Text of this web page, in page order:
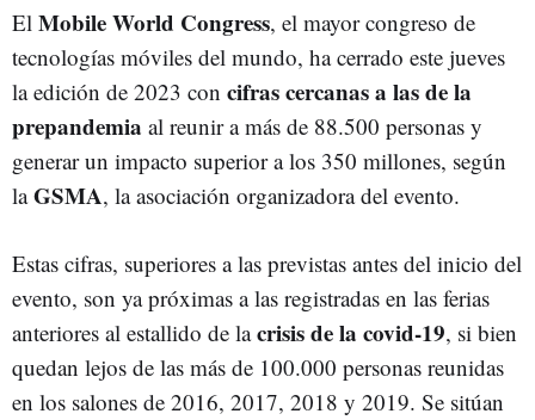
El Mobile World Congress, el mayor congreso de
tecnologías móviles del mundo, ha cerrado este jueves
la edición de 2023 con cifras cercanas a las de la
prepandemia al reunir a más de 88.500 personas y
generar un impacto superior a los 350 millones, según
laGSMA, la asociación organizadora del evento.
Estas cifras, superiores a las previstas antes del inicio del
evento, son ya próximas a las registradas en las ferias
anteriores al estallido de lacrisis de la covid-19, si bien
quedan lejos de las más de 100.000 personas reunidas
en los salones de 2016, 2017, 2018 y 2019. Se sitúan